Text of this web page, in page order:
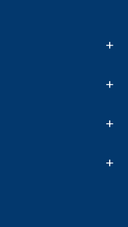
+
+
+
+